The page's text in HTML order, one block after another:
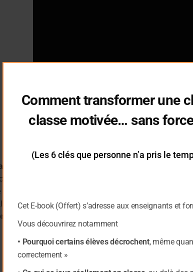
ROSKAM
à l’Université catholique de Louvain.
la petite enfance et de sa prise en charge, ses
par le monde scientifique. Elle met également
associations d’aide à l’enfance..
Comment transformer une
classe motivée… sans
(Les 6 clés que personne n’a pris le
Cet E-book (Offert) s’adresse aux enseignants et
Vous découvrirez notamment
• Pourquoi certains élèves décrochent, même
correctement »